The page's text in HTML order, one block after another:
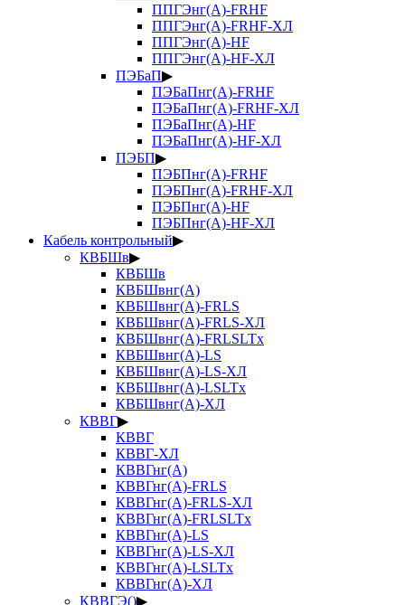
ППГЭнг(А)-FRHF
ППГЭнг(А)-FRHF-ХЛ
ППГЭнг(А)-HF
ППГЭнг(А)-HF-ХЛ
ПЭБаП▶
ПЭБаПнг(А)-FRHF
ПЭБаПнг(А)-FRHF-ХЛ
ПЭБаПнг(А)-HF
ПЭБаПнг(А)-HF-ХЛ
ПЭБП▶
ПЭБПнг(А)-FRHF
ПЭБПнг(А)-FRHF-ХЛ
ПЭБПнг(А)-HF
ПЭБПнг(А)-HF-ХЛ
Кабель контрольный▶
КВБШв▶
КВБШв
КВБШвнг(А)
КВБШвнг(А)-FRLS
КВБШвнг(А)-FRLS-ХЛ
КВБШвнг(А)-FRLSLTx
КВБШвнг(А)-LS
КВБШвнг(А)-LS-ХЛ
КВБШвнг(А)-LSLTx
КВБШвнг(А)-ХЛ
КВВГ▶
КВВГ
КВВГ-ХЛ
КВВГнг(А)
КВВГнг(А)-FRLS
КВВГнг(А)-FRLS-ХЛ
КВВГнг(А)-FRLSLTx
КВВГнг(А)-LS
КВВГнг(А)-LS-ХЛ
КВВГнг(А)-LSLTx
КВВГнг(А)-ХЛ
КВВГЭ()▶